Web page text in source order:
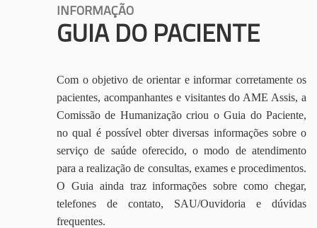
INFORMAÇÃO
GUIA DO PACIENTE
Com o objetivo de orientar e informar corretamente os
pacientes, acompanhantes e visitantes do AME Assis, a
Comissão de Humanização criou o Guia do Paciente,
no qual é possível obter diversas informações sobre o
serviço de saúde oferecido, o modo de atendimento
para a realização de consultas, exames e procedimentos.
O Guia ainda traz informações sobre como chegar,
telefones de contato, SAU/Ouvidoria e dúvidas
frequentes.